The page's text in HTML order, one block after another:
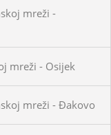
mreži -
mreži - Osijek
mreži - Đakovo